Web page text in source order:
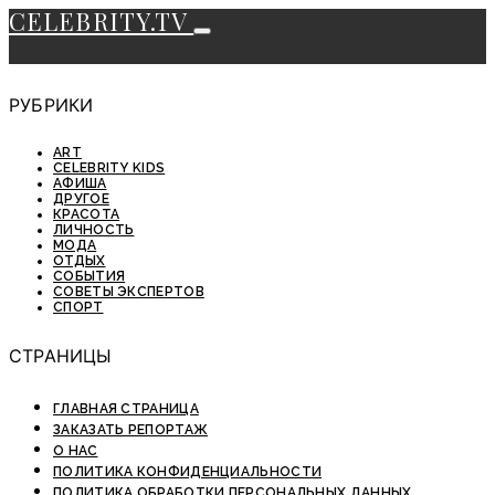
CELEBRITY.TV
РУБРИКИ
ART
CELEBRITY KIDS
АФИША
ДРУГОЕ
КРАСОТА
ЛИЧНОСТЬ
МОДА
ОТДЫХ
СОБЫТИЯ
СОВЕТЫ ЭКСПЕРТОВ
СПОРТ
СТРАНИЦЫ
ГЛАВНАЯ СТРАНИЦА
ЗАКАЗАТЬ РЕПОРТАЖ
О НАС
ПОЛИТИКА КОНФИДЕНЦИАЛЬНОСТИ